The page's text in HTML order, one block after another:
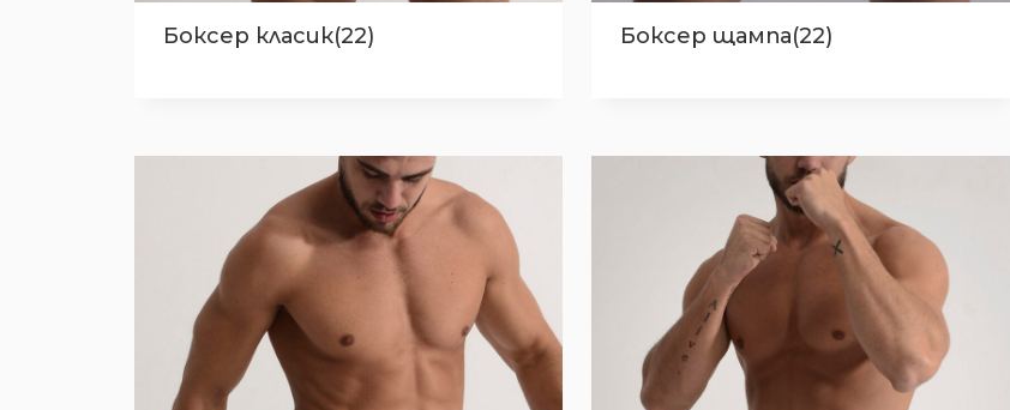
Боксер класик(22) Боксер щампа(22)